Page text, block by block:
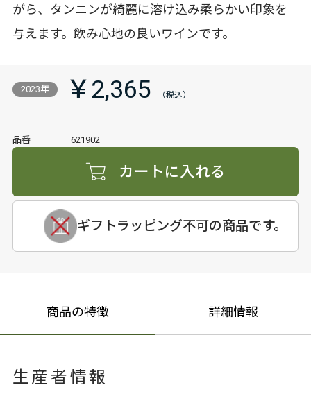
がら、タンニンが綺麗に溶け込み柔らかい印象を
与えます。飲み心地の良いワインです。
2023年 ￥2,365
品番 621902
カートに入れる
ギフトラッピング不可の商品です。
商品の特徴 詳細情報
生産者情報